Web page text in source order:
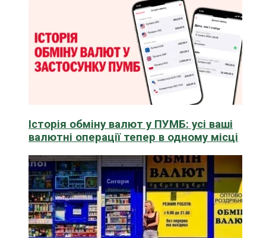
Історія обміну валют у ПУМБ: усі ваші
валютні операції тепер в одному місці